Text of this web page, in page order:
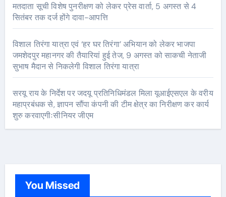
मतदाता सूची विशेष पुनरीक्षण को लेकर प्रेस वार्ता, 5 अगस्त से 4
सितंबर तक दर्ज होंगे दावा-आपत्ति
विशाल तिरंगा यात्रा एवं ‘हर घर तिरंगा’ अभियान को लेकर भाजपा
जमशेदपुर महानगर की तैयारियां हुई तेज, 9 अगस्त को साकची नेताजी
सुभाष मैदान से निकलेगी विशाल तिरंगा यात्रा
सरयू राय के निर्देश पर जदयू प्रतिनिधिमंडल मिला यूआईएसएल के वरीय
महाप्रबंधक से, ज्ञापन सौंपा कंपनी की टीम क्षेत्र का निरीक्षण कर कार्य
शुरु करवाएगीःसीनियर जीएम
You Missed